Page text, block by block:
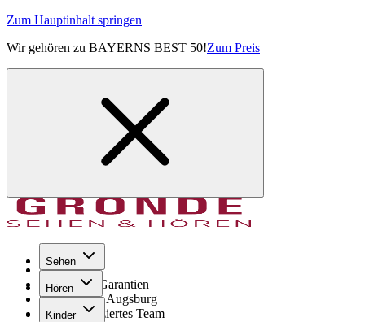
Zum Hauptinhalt springen
Wir gehören zu BAYERNS BEST 50!Zum Preis
Sehen
Hören
Kinder
Seit 1971
GRONDE Garantien
8× im Raum Augsburg
Hochqualifiziertes Team